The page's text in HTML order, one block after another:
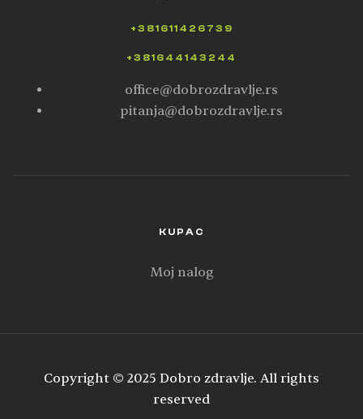
KUPAC
Moj nalog
+381611426739
+381644143244
office@dobrozdravlje.rs
pitanja@dobrozdravlje.rs
Copyright © 2025 Dobro zdravlje. All rights
reserved